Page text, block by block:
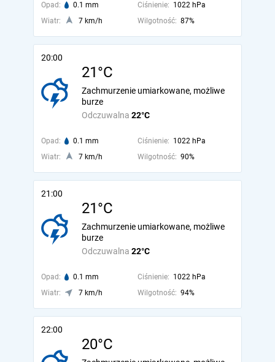
Opad: 0.1 mm Ciśnienie: 1022 hPa
Wiatr:
7 km/h Wilgotność: 87%
20:00
21°C
Odczuwalna 22°C
Zachmurzenie umiarkowane, możliwe
burze
Opad: 0.1 mm Ciśnienie: 1022 hPa
Wiatr:
7 km/h Wilgotność: 90%
21:00
21°C
Odczuwalna 22°C
Zachmurzenie umiarkowane, możliwe
burze
Opad: 0.1 mm Ciśnienie: 1022 hPa
Wiatr:
7 km/h Wilgotność: 94%
22:00
20°C